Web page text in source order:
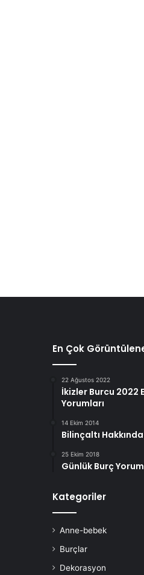
En Çok
22 Ağustos 2022
İkizler Burcu 2022
Yorumları
14 Ekim 2014
Bilinçaltı
25 Ekim 2018
Günlük Burç
Kategoriler
Anne-bebek
Burçlar
Dekorasyon